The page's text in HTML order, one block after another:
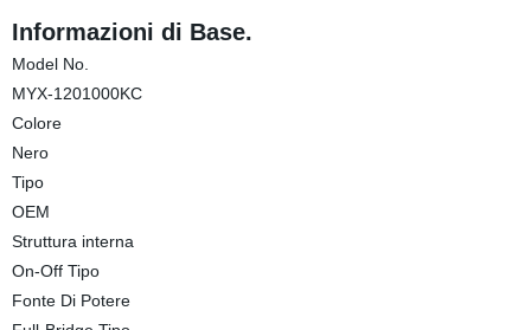
Informazioni di Base.
Model No.
MYX-1201000KC
Colore
Nero
Tipo
OEM
Struttura interna
On-Off Tipo
Fonte Di Potere